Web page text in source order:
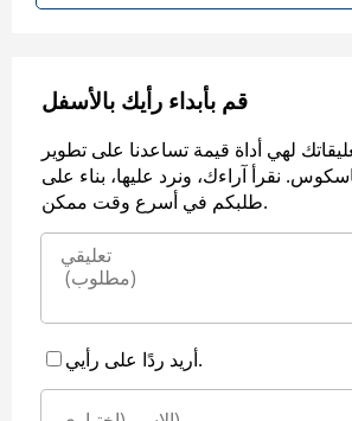
قم بأبداء رأيك بالأسفل
لهي أداة قيمة تساعدنا على تطوير
نقرأ آراءك، ونرد عليها، بناء على
طلبكم في أسرع وقت ممكن.
أريد ردًا على رأيي.